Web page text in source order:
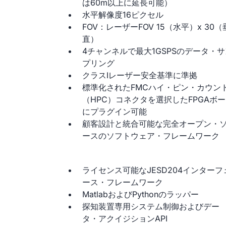
は60m以上に延長可能）
水平解像度16ピクセル
FOV：レーザーFOV 15（水平）x 30（
直）
4チャンネルで最大1GSPSのデータ・
プリング
クラスIレーザー安全基準に準拠
標準化されたFMCハイ・ピン・カウン
（HPC）コネクタを選択したFPGAボ
にプラグイン可能
顧客設計と統合可能な完全オープン・ソ
ースのソフトウェア・フレームワーク
ライセンス可能なJESD204インターフ
ース・フレームワーク
MatlabおよびPythonのラッパー
探知装置専用システム制御およびデー
タ・アクイジションAPI